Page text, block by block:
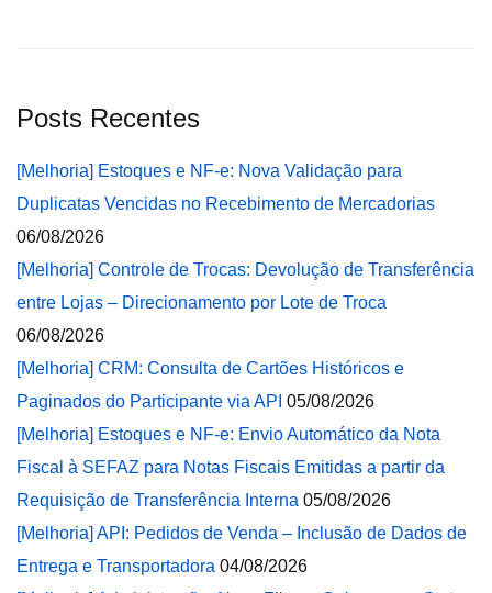
Posts Recentes
[Melhoria] Estoques e NF-e: Nova Validação para
Duplicatas Vencidas no Recebimento de Mercadorias
06/08/2026
[Melhoria] Controle de Trocas: Devolução de Transferência
entre Lojas – Direcionamento por Lote de Troca
06/08/2026
[Melhoria] CRM: Consulta de Cartões Históricos e
Paginados do Participante via API 05/08/2026
[Melhoria] Estoques e NF-e: Envio Automático da Nota
Fiscal à SEFAZ para Notas Fiscais Emitidas a partir da
Requisição de Transferência Interna 05/08/2026
[Melhoria] API: Pedidos de Venda – Inclusão de Dados de
Entrega e Transportadora 04/08/2026